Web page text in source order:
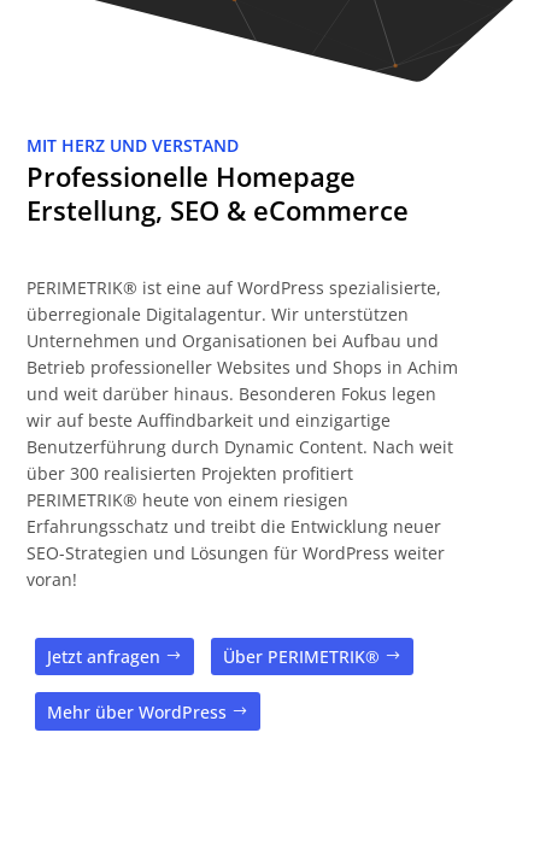
MIT HERZ UND VERSTAND
Professionelle Homepage
Erstellung, SEO & eCommerce
PERIMETRIK® ist eine auf WordPress spezialisierte,
überregionale Digitalagentur. Wir unterstützen
Unternehmen und Organisationen bei Aufbau und
Betrieb professioneller Websites und Shops in Achim
und weit darüber hinaus. Besonderen Fokus legen
wir auf beste Auffindbarkeit und einzigartige
Benutzerführung durch Dynamic Content. Nach weit
über 300 realisierten Projekten profitiert
PERIMETRIK® heute von einem riesigen
Erfahrungsschatz und treibt die Entwicklung neuer
SEO-Strategien und Lösungen für WordPress weiter
voran!
Jetzt anfragen Über PERIMETRIK®
Mehr über WordPress